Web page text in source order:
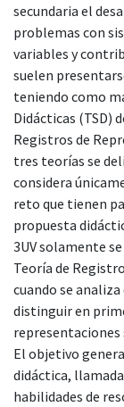
secundaria el
problemas con
variables y
suelen
teniendo como
Didácticas (TSD)
Registros de
tres teorías se
considera
reto que tienen
propuesta
3UV solamente
Teoría de
cuando se
distinguir en
El objetivo
didáctica,
habilidades de